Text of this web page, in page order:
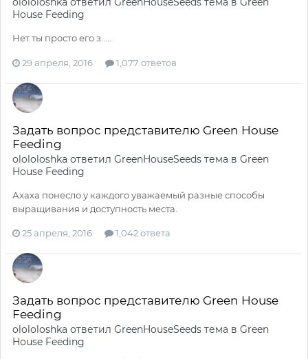
House Feeding
Нет ты просто его з.....
29 апреля, 2016 1,077 ответов
Задать вопрос представителю Green House
Feeding
olololoshka ответил GreenHouseSeeds тема в Green
House Feeding
Ахаха понесло.у каждого уважаемый разные способы
выращивания и доступность места.
25 апреля, 2016 1,042 ответа
Задать вопрос представителю Green House
Feeding
olololoshka ответил GreenHouseSeeds тема в Green
House Feeding